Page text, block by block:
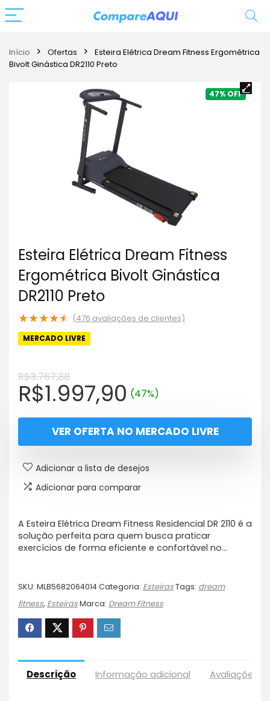
Início Ofertas
Esteira Elétrica Dream Fitness Ergométrica
Bivolt Ginástica DR2110 Preto
47%
Esteira Elétrica Dream Fitness
Ergométrica Bivolt Ginástica
DR2110 Preto
★★★★★ (476 avaliações de clientes)
MERCADO LIVRE
R$3.767,88
O
preço
original
era:
R$3.767,88.
R$1.997,90O
preço
atual
é:
R$1.997,90.
(47%)
VER OFERTA NO MERCADO LIVRE
Adicionar a lista de desejos
Adicionar para comparar
A Esteira Elétrica Dream Fitness Residencial DR 2110 é a
solução perfeita para quem busca praticar
exercícios de forma eficiente e confortável no…
SKU: MLB5682064014Categoria: EsteirasTags: dream
fitness, EsteirasMarca: Dream Fitness
Descrição Informação adicional Avaliações